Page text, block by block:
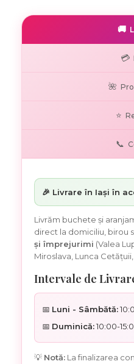
🚚
💳
🌺
⭐
📞
🎉 Livrare în Iași în
Livrăm buchete și
direct la domiciliu, birou
și împrejurimi (Valea
Miroslava, Lunca
Intervale de
📅 Luni - Sâmbătă:
📅 Duminică:10:00-
💡 Notă: La finalizarea